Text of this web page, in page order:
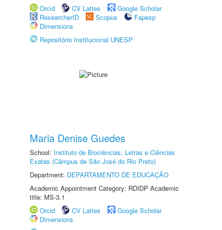
Orcid
CV Lattes
Google Scholar
ResearcherID
Scopus
Fapesp
Dimensions
Repositório Institucional UNESP
Maria Denise Guedes
School: Instituto de Biociências, Letras e Ciências
Exatas (Câmpus de São José do Rio Preto)
Department: DEPARTAMENTO DE EDUCAÇÃO
Academic Appointment Category: RDIDP Academic
title: MS-3.1
Orcid
CV Lattes
Google Scholar
Dimensions